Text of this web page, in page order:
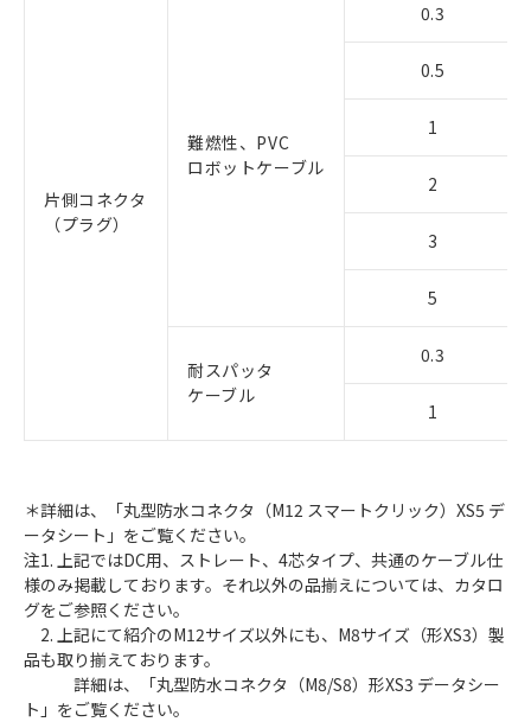
片側コネクタ
（プラグ）
難燃性、PVC
ロボットケーブル
0.3
0.5
1
2
3
5
耐スパッタ
ケーブル
0.3
1
＊詳細は、「丸型防水コネクタ（M12 スマートクリック）XS5 デ
ータシート」をご覧ください。
注1. 上記ではDC用、ストレート、4芯タイプ、共通のケーブル仕
様のみ掲載しております。それ以外の品揃えについては、カタロ
グをご参照ください。
2. 上記にて紹介のM12サイズ以外にも、M8サイズ（形XS3）製
品も取り揃えております。
詳細は、「丸型防水コネクタ（M8/S8）形XS3 データシー
ト」をご覧ください。